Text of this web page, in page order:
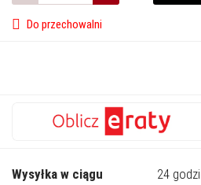
Do przechowalni
Wysyłka w ciągu 24